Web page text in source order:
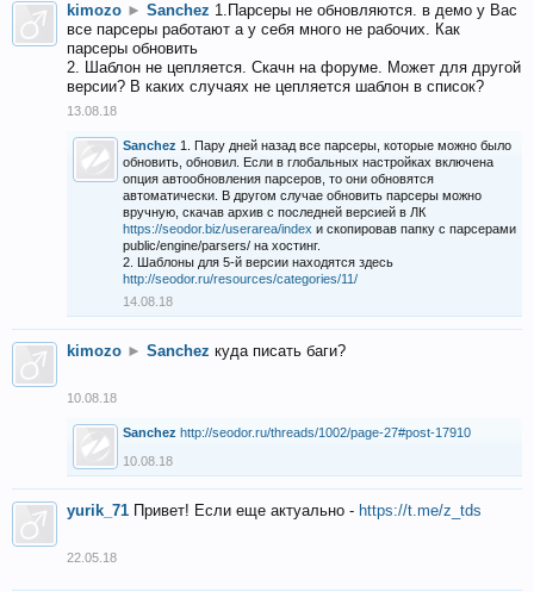
kimozo ► Sanchez 1.Парсеры не обновляются. в демо у Вас
все парсеры работают а у себя много не рабочих. Как
парсеры обновить
2. Шаблон не цепляется. Скачн на форуме. Может для другой
версии? В каких случаях не цепляется шаблон в список?
13.08.18
Sanchez 1. Пару дней назад все парсеры, которые можно было
обновить, обновил. Если в глобальных настройках включена
опция автообновления парсеров, то они обновятся
автоматически. В другом случае обновить парсеры можно
вручную, скачав архив с последней версией в ЛК
https://seodor.biz/userarea/index и скопировав папку с парсерами
public/engine/parsers/ на хостинг.
2. Шаблоны для 5-й версии находятся здесь
http://seodor.ru/resources/categories/11/
14.08.18
kimozo ► Sanchez куда писать баги?
10.08.18
Sanchez http://seodor.ru/threads/1002/page-27#post-17910
10.08.18
yurik_71 Привет! Если еще актуально - https://t.me/z_tds
22.05.18